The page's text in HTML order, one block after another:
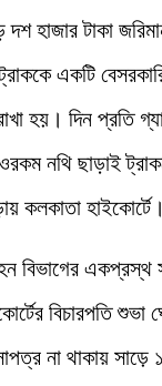
দশ হাজার টাকা
একটি
হয়। দিন প্রতি
নথি ছাড়াই
কলকাতা হাইকোর্টে।
বিভাগের একপ্রস্থ
বিচারপতি শুভা
না থাকায় সাড়ে